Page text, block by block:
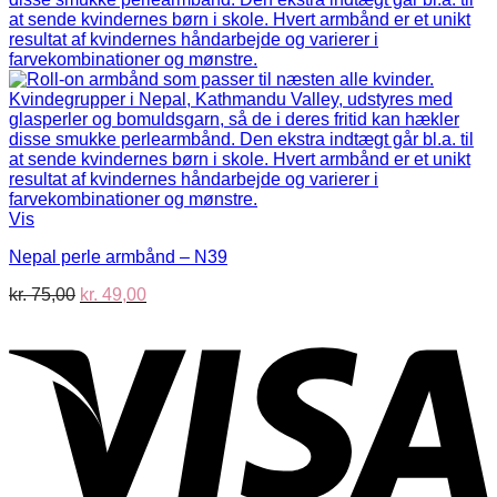
Vis
Nepal perle armbånd – N39
kr.75,00 Den
var:
kr. 75,00.
kr. 49,00Den
er:
kr. 49,00.